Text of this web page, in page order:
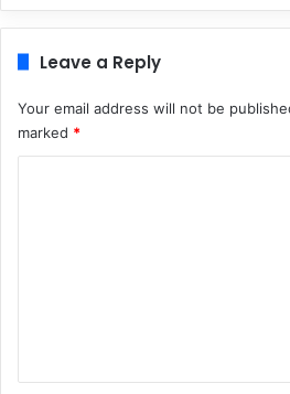
Leave a Reply
Your email address will not be
marked *